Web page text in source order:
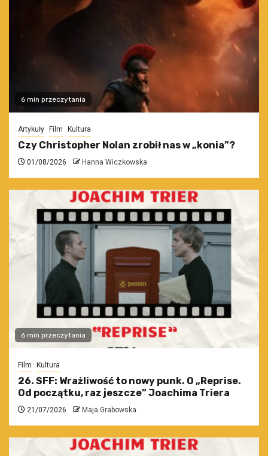
6 min przeczytania
Artykuły Film Kultura
Czy Christopher Nolan zrobił nas w „konia”?
01/08/2026 Hanna Wiczkowska
6 min przeczytania
Film Kultura
26. SFF: Wrażliwość to nowy punk. O „Reprise.
Od początku, raz jeszcze” Joachima Triera
21/07/2026 Maja Grabowska